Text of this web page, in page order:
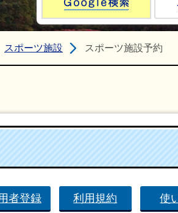
スポーツ施設 スポーツ施設予約
者登録 利用規約 使